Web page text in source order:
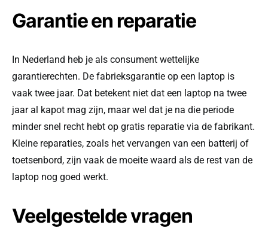
Garantie en reparatie
In Nederland heb je als consument wettelijke
garantierechten. De fabrieksgarantie op een laptop is
vaak twee jaar. Dat betekent niet dat een laptop na twee
jaar al kapot mag zijn, maar wel dat je na die periode
minder snel recht hebt op gratis reparatie via de fabrikant.
Kleine reparaties, zoals het vervangen van een batterij of
toetsenbord, zijn vaak de moeite waard als de rest van de
laptop nog goed werkt.
Veelgestelde vragen